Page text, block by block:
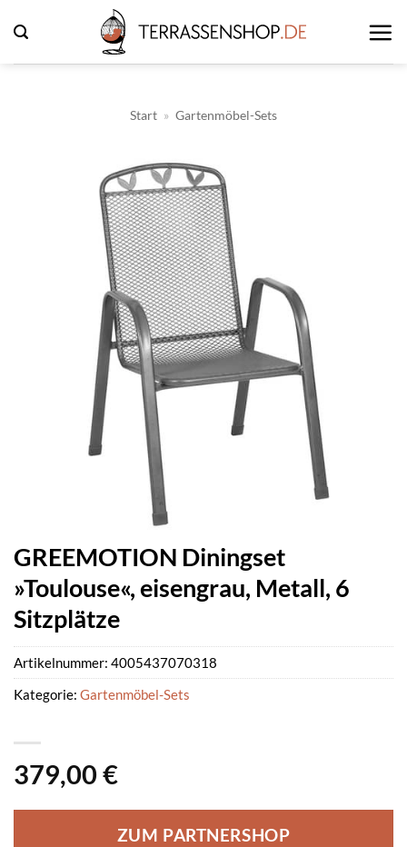
Inhalt
springen
Start » Gartenmöbel-Sets
GREEMOTION Diningset
»Toulouse«, eisengrau, Metall, 6
Sitzplätze
379,00 €
ZUM PARTNERSHOP
Artikelnummer: 4005437070318
Kategorie: Gartenmöbel-Sets